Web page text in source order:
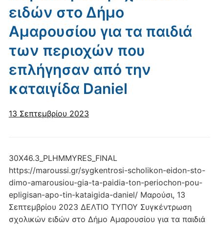
ειδών στο Δήμο
Αμαρουσίου για τα παιδιά
των περιοχών που
επλήγησαν από την
καταιγίδα Daniel
13 Σεπτεμβρίου 2023
30Χ46.3_PLHMMYRES_FINAL
https://maroussi.gr/sygkentrosi-scholikon-eidon-sto-
dimo-amarousiou-gia-ta-paidia-ton-periochon-pou-
epligisan-apo-tin-kataigida-daniel/ Μαρούσι, 13
Σεπτεμβρίου 2023 ΔΕΛΤΙΟ ΤΥΠΟΥ Συγκέντρωση
σχολικών ειδών στο Δήμο Αμαρουσίου για τα παιδιά